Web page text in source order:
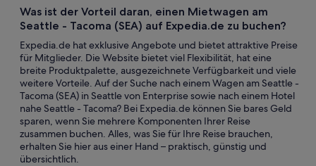
Was ist der Vorteil daran, einen Mietwagen am
Seattle - Tacoma (SEA) auf Expedia.de zu buchen?
Expedia.de hat exklusive Angebote und bietet attraktive Preise
für Mitglieder. Die Website bietet viel Flexibilität, hat eine
breite Produktpalette, ausgezeichnete Verfügbarkeit und viele
weitere Vorteile. Auf der Suche nach einem Wagen am Seattle -
Tacoma (SEA) in Seattle von Enterprise sowie nach einem Hotel
nahe Seattle - Tacoma? Bei Expedia.de können Sie bares Geld
sparen, wenn Sie mehrere Komponenten Ihrer Reise
zusammen buchen. Alles, was Sie für Ihre Reise brauchen,
erhalten Sie hier aus einer Hand – praktisch, günstig und
übersichtlich.